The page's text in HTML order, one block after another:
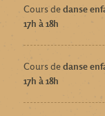
Cours dedanse
17h à 18h
Cours dedanse
17h à 18h